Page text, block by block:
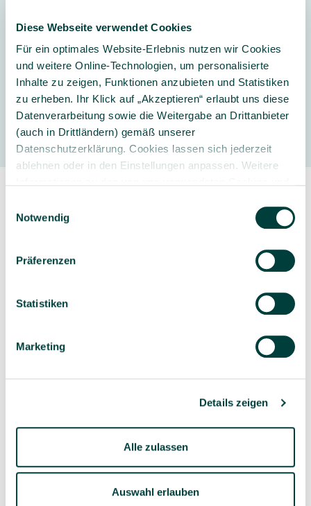
Diese Webseite verwendet Cookies
Für ein optimales Website-Erlebnis nutzen wir Cookies
und weitere Online-Technologien, um personalisierte
Inhalte zu zeigen, Funktionen anzubieten und Statistiken
zu erheben. Ihr Klick auf „Akzeptieren“ erlaubt uns diese
Datenverarbeitung sowie die Weitergabe an Drittanbieter
(auch in Drittländern) gemäß unserer
Datenschutzerklärung. Cookies lassen sich jederzeit
ablehnen oder in den Einstellungen anpassen. Weitere
schutz­erklärung
Notwendig
Präferenzen
Statistiken
Marketing
Details zeigen
Alle zulassen
Auswahl erlauben
Altersempfehlung Kindergarten:
Jahre
Hersteller
Sorgfältig ausgewähltes
Kompetente und
bei Versand aus dem
eigenen Lager
Ähnliche Produkte